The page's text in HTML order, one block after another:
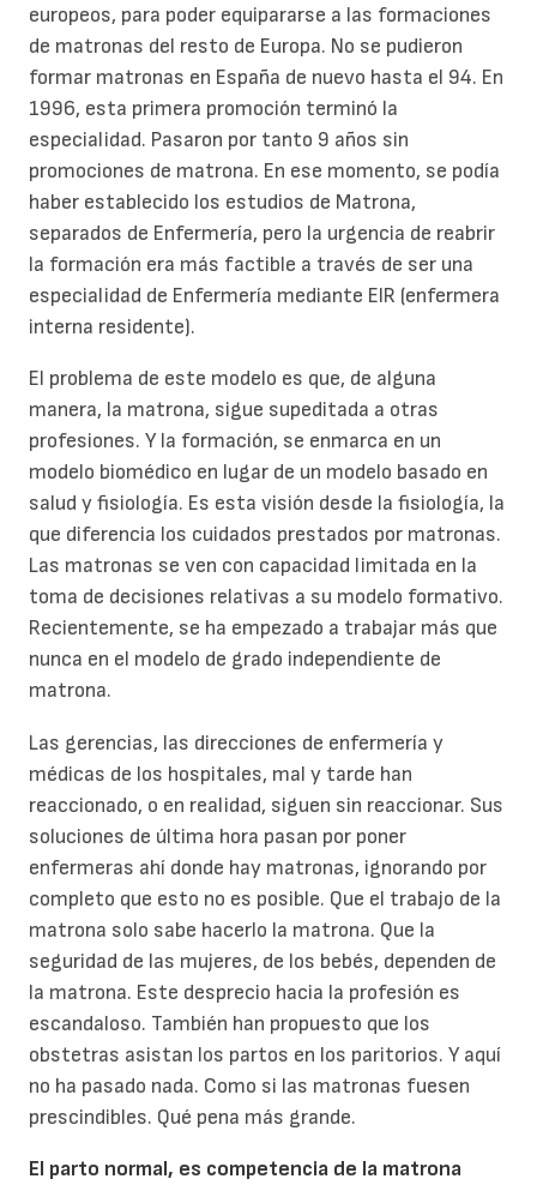
europeos, para poder equipararse a las formaciones
de matronas del resto de Europa. No se pudieron
formar matronas en España de nuevo hasta el 94. En
1996, esta primera promoción terminó la
especialidad. Pasaron por tanto 9 años sin
promociones de matrona. En ese momento, se podía
haber establecido los estudios de Matrona,
separados de Enfermería, pero la urgencia de reabrir
la formación era más factible a través de ser una
especialidad de Enfermería mediante EIR (enfermera
interna residente).
El problema de este modelo es que, de alguna
manera, la matrona, sigue supeditada a otras
profesiones. Y la formación, se enmarca en un
modelo biomédico en lugar de un modelo basado en
salud y fisiología. Es esta visión desde la fisiología, la
que diferencia los cuidados prestados por matronas.
Las matronas se ven con capacidad limitada en la
toma de decisiones relativas a su modelo formativo.
Recientemente, se ha empezado a trabajar más que
nunca en el modelo de grado independiente de
matrona.
Las gerencias, las direcciones de enfermería y
médicas de los hospitales, mal y tarde han
reaccionado, o en realidad, siguen sin reaccionar. Sus
soluciones de última hora pasan por poner
enfermeras ahí donde hay matronas, ignorando por
completo que esto no es posible. Que el trabajo de la
matrona solo sabe hacerlo la matrona. Que la
seguridad de las mujeres, de los bebés, dependen de
la matrona. Este desprecio hacia la profesión es
escandaloso. También han propuesto que los
obstetras asistan los partos en los paritorios. Y aquí
no ha pasado nada. Como si las matronas fuesen
prescindibles. Qué pena más grande.
El parto normal, es competencia de la matrona